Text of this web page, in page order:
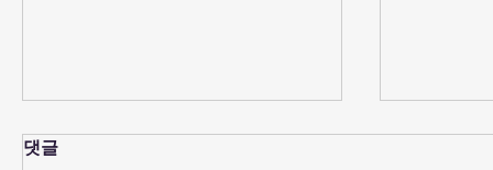
댓글